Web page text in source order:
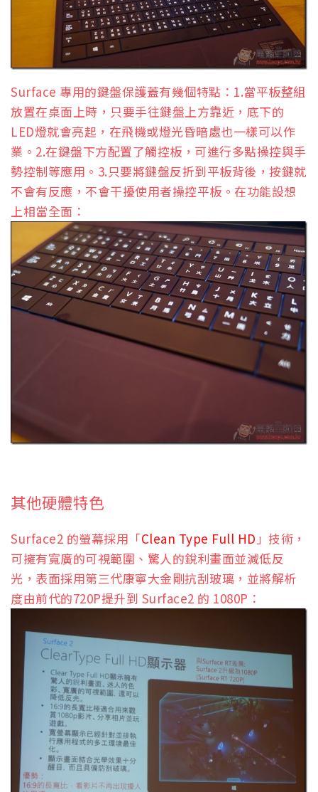
Surface 專用的鍵盤保護蓋有幾個特點：1.當平板整組
放置在桌面上時，只要手往鍵盤上方靠近，底下的
LED燈就會亮起，在飛機或燈光昏暗處也一樣可以作
業。2.在鍵盤下方配置了觸控板，可進行多點操控與手
勢控制等應用。3.只要將鍵盤反折到平板背後，按鍵就
不會有反應，不會干擾使用者操控平板。在功能設想
上相當全面：
其他硬體特色
Surface2 的螢幕採用「Clean Type Full HD 」技術，
可擁有寬廣的可視範圍、驚人的銳利畫面並減低反
光，表面採用第三代康寧大金剛抗刮玻璃，並將解析
度由前代的720P提升到 Surface2 的 1080P：